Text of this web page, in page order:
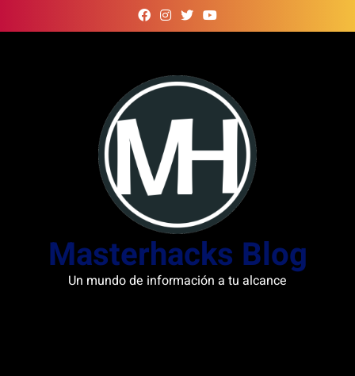
to
Masterhacks Blog
Un mundo de información a tu alcance